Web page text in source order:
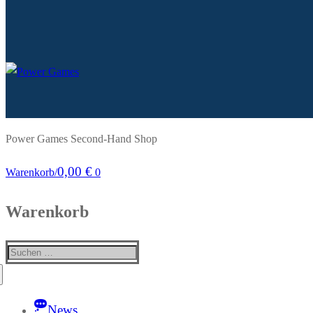
Power Games Second-Hand Shop
Warenkorb/0,00 € 0
Warenkorb
Suchen
News